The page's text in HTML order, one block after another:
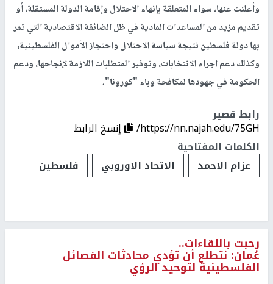
وأعلنت عنها، سواء المتعلقة بإنهاء الاحتلال وإقامة الدولة المستقلة، أو
تقديم مزيد من المساعدات المادية في ظل الضائقة الاقتصادية التي تمر
بها دولة فلسطين نتيجة سياسة الاحتلال واحتجاز الأموال الفلسطينية،
وكذلك دعم اجراء الانتخابات، وتوفير المتطلبات اللازمة لإنجاحها، ودعم
الحكومة في جهودها لمكافحة وباء "كورونا".
رابط قصير
https://nn.najah.edu/75GH/
إنسخ الرابط
الكلمات المفتاحية
عزام الاحمد
الاتحاد الاوروبي فلسطين
رحبت باللقاءات..
عُمان: نتطلع أن تؤدي محادثات الفصائل
الفلسطينية لتوحيد الرؤي